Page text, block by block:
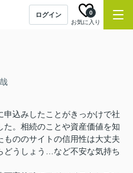
ログイン
お気に入り
0
込みしたことがきっかけで社
。相続のことや資産価値を知
もののサイトの信用性は大丈夫
どうしょう…など不安な気持ち